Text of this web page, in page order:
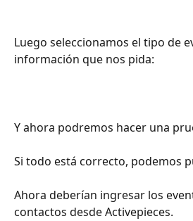
Luego seleccionamos el tipo de
información que nos pida:
Y ahora podremos hacer una
Si todo está correcto, podemos
Ahora deberían ingresar los
contactos desde Activepieces.